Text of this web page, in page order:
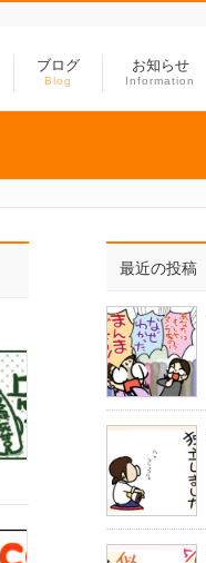
ブログ
Blog
お知らせ
Information
最近の投稿